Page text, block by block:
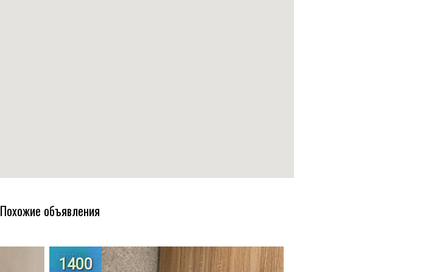
Похожие объявления
В ТОПе
1400